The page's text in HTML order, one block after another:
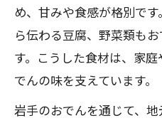
め、甘みや食感が格別で
ら伝わる豆腐、野菜類も
す。こうした食材は、家
でんの味を支えています。
岩手のおでんを通じて、